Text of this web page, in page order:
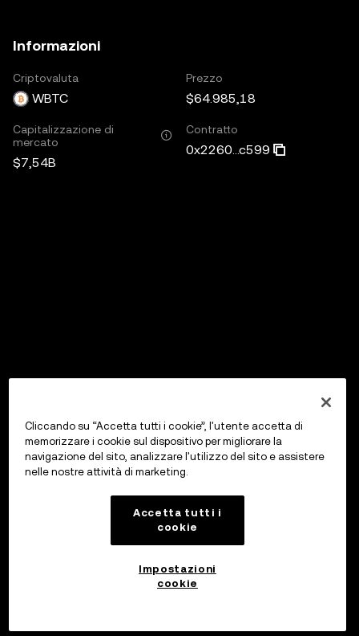
Informazioni
Criptovaluta
WBTC
Prezzo
$64.985,18
Capitalizzazione di
mercato
$7,54B
Contratto
0x2260...c599
Cliccando su “Accetta tutti i cookie”, l'utente accetta di
memorizzare i cookie sul dispositivo per migliorare la
navigazione del sito, analizzare l'utilizzo del sito e assistere
nelle nostre attività di marketing.
Accetta tutti i
cookie
Impostazioni
cookie